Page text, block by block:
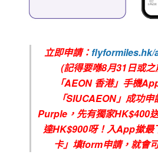
立即申請：flyformiles.hk/
(記得要喺8月31日或
「AEON 香港」手機
「SIUCAEON」成功申
Purple，先有獨家HK$400
達HK$900呀！入App撳最
卡」填form申請，就會